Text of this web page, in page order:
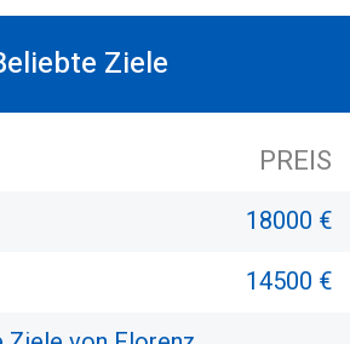
Ziele
PREIS
18000 €
14500 €